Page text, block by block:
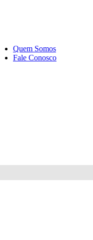
Quem Somos
Fale Conosco